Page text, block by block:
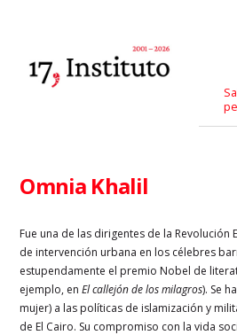
Omnia Khalil
Fue una de las dirigentes de la Revolución
de intervención urbana en los célebres
estupendamente el premio Nobel de
ejemplo, enEl callejón de los milagros). Se
mujer) a las políticas de islamización y
de El Cairo. Su compromiso con la vida